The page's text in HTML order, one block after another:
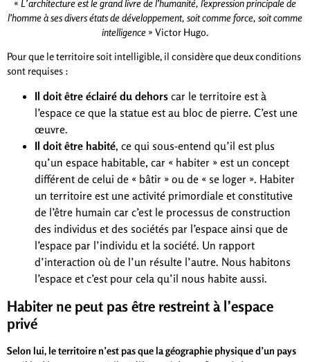
« L’architecture est le grand livre de l’humanité, l’expression principale de
l’homme à ses divers états de développement, soit comme force, soit comme
intelligence » Victor Hugo.
Pour que le territoire soit intelligible, il considère que deux conditions
sont requises :
Il doit être éclairé du dehors car le territoire est à
l’espace ce que la statue est au bloc de pierre. C’est une
œuvre.
Il doit être habité, ce qui sous-entend qu’il est plus
qu’un espace habitable, car « habiter » est un concept
différent de celui de « bâtir » ou de « se loger ». Habiter
un territoire est une activité primordiale et constitutive
de l’être humain car c’est le processus de construction
des individus et des sociétés par l’espace ainsi que de
l’espace par l’individu et la société. Un rapport
d’interaction où de l’un résulte l’autre. Nous habitons
l’espace et c’est pour cela qu’il nous habite aussi.
Habiter ne peut pas être restreint à l’espace
privé
Selon lui, le territoire n’est pas que la géographie physique d’un pays